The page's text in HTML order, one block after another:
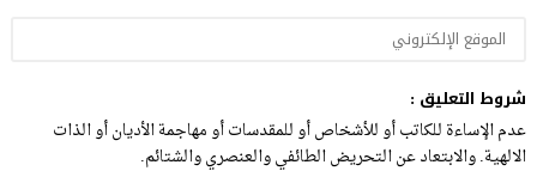
شروط التعليق :
عدم الإساءة للكاتب أو للأشخاص أو للمقدسات أو مهاجمة الأديان أو الذات
الالهية. والابتعاد عن التحريض الطائفي والعنصري والشتائم.